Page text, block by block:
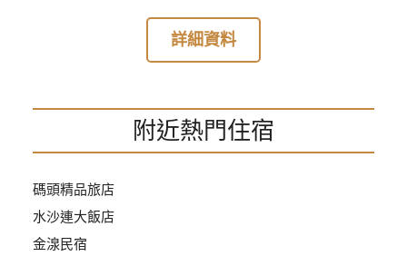
利
查
詳細資料
附近熱門住宿
碼頭精品旅店
水沙連大飯店
金湶民宿